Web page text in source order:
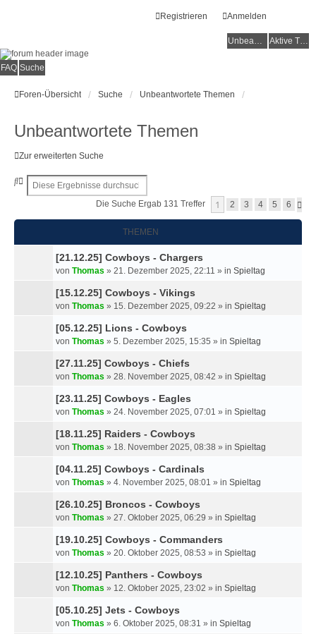
Anmelden
Registrieren
Unbeantwortete Themen Aktive Themen
FAQ Suche
Foren-Übersicht Suche Unbeantwortete Themen
Unbeantwortete Themen
Zur erweiterten Suche
S
hE
T
Die Suche Ergab 131 Treffer 1 2 3 4 5 6
THEMEN
[21.12.25] Cowboys - Chargers
von Thomas » 21. Dezember 2025, 22:11 » in Spieltag
[15.12.25] Cowboys - Vikings
von Thomas » 15. Dezember 2025, 09:22 » in Spieltag
[05.12.25] Lions - Cowboys
von Thomas » 5. Dezember 2025, 15:35 » in Spieltag
[27.11.25] Cowboys - Chiefs
von Thomas » 28. November 2025, 08:42 » in Spieltag
[23.11.25] Cowboys - Eagles
von Thomas » 24. November 2025, 07:01 » in Spieltag
[18.11.25] Raiders - Cowboys
von Thomas » 18. November 2025, 08:38 » in Spieltag
[04.11.25] Cowboys - Cardinals
von Thomas » 4. November 2025, 08:01 » in Spieltag
[26.10.25] Broncos - Cowboys
von Thomas » 27. Oktober 2025, 06:29 » in Spieltag
[19.10.25] Cowboys - Commanders
von Thomas » 20. Oktober 2025, 08:53 » in Spieltag
[12.10.25] Panthers - Cowboys
von Thomas » 12. Oktober 2025, 23:02 » in Spieltag
[05.10.25] Jets - Cowboys
von Thomas » 6. Oktober 2025, 08:31 » in Spieltag